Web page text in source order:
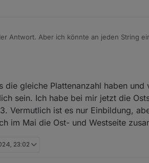
Antwort. Aber ich könnte an jeden String
die gleiche Plattenanzahl haben
sein. Ich habe bei mir jetzt die
Vermutlich ist es nur Einbildung,
im Mai die Ost- und Westseite
23:02